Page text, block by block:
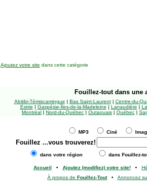
Ajoutez votre site dans cette catégorie
Fouillez-tout dans une
Abitibi-Témiscamingue | Bas Saint-Laurent| Centre-du-
Estrie | Gaspésie-Îles-de-la-Madeleine | Lanaudière |
Montréal | Nord-du-Québec | Outaouais | Québec |
MP3 Ciné
Fouillez ...vous trouverez!
dans votre région dans Fouillez-
Accueil • Ajoutez (modifiez) votre site!•
À propos de Fouillez-Tout• Annoncez